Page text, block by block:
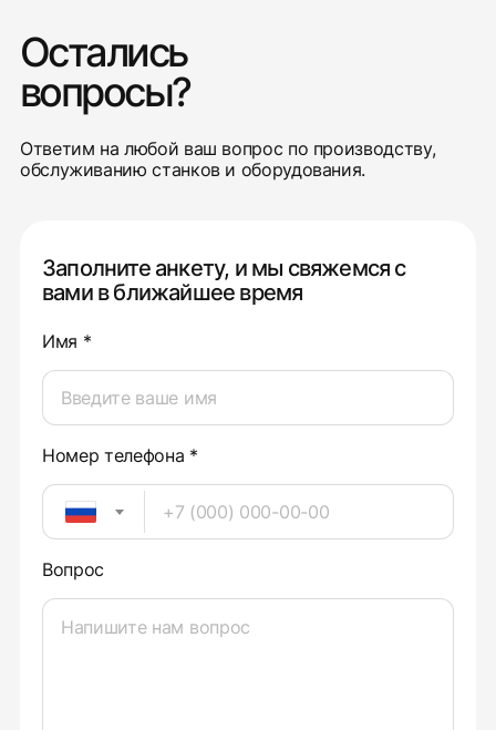
Остались
вопросы?
Ответим на любой ваш вопрос по производству,
обслуживанию станков и оборудования.
Заполните анкету, и мы свяжемся с
вами в ближайшее время
Имя *
Номер телефона *
Вопрос